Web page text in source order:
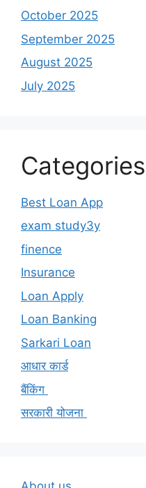
October 2025
September 2025
August 2025
July 2025
Categories
Best Loan App
exam study3y
finence
Insurance
Loan Apply
Loan Banking
Sarkari Loan
आधार कार्ड
बैंकिंग
सरकारी योजना